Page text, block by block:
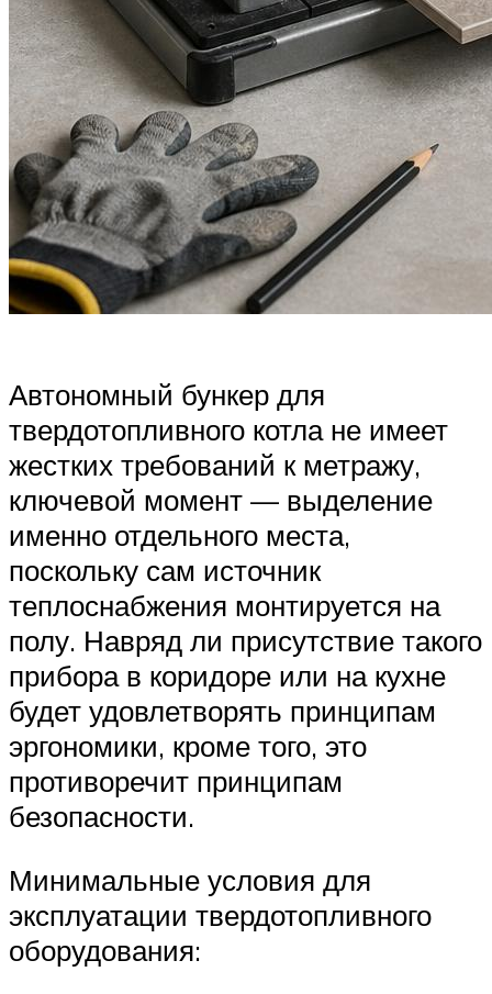
Автономный бункер для
твердотопливного котла не имеет
жестких требований к метражу,
ключевой момент — выделение
именно отдельного места,
поскольку сам источник
теплоснабжения монтируется на
полу. Навряд ли присутствие такого
прибора в коридоре или на кухне
будет удовлетворять принципам
эргономики, кроме того, это
противоречит принципам
безопасности.
Минимальные условия для
эксплуатации твердотопливного
оборудования: